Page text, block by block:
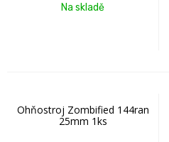
Na skladě
Ohňostroj Zombified 144ran
25mm 1ks